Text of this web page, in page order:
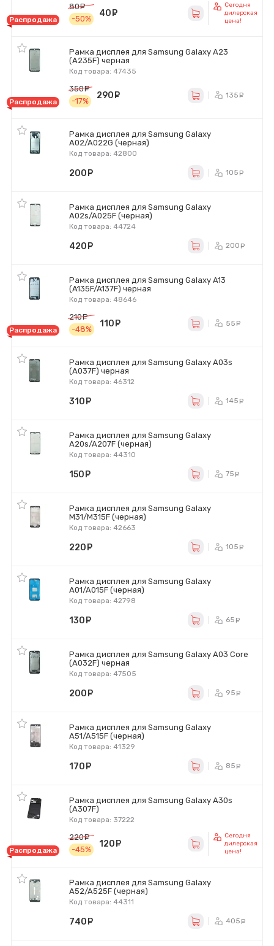
Распродажа
80
руб.
-50%
40
Сегодня
дилерская
цена!
Рамка дисплея для Samsung Galaxy A23
(A235F) черная
Код товара: 47435
Распродажа
350
-17%
290 135
Рамка дисплея для Samsung Galaxy
A02/A022G (черная)
Код товара: 42800
200 105
Рамка дисплея для Samsung Galaxy
A02s/A025F (черная)
Код товара: 44724
420 200
Рамка дисплея для Samsung Galaxy A13
(A135F/A137F) черная
Код товара: 48646
Распродажа
210
руб.
-48%
110 55
Рамка дисплея для Samsung Galaxy A03s
(A037F) черная
Код товара: 46312
310 145
Рамка дисплея для Samsung Galaxy
A20s/A207F (черная)
Код товара: 44310
150 75
Рамка дисплея для Samsung Galaxy
M31/M315F (черная)
Код товара: 42663
220 105
Рамка дисплея для Samsung Galaxy
A01/A015F (черная)
Код товара: 42798
130 65
Рамка дисплея для Samsung Galaxy A03 Core
(A032F) черная
Код товара: 47505
200 95
Рамка дисплея для Samsung Galaxy
A51/A515F (черная)
Код товара: 41329
170 85
Рамка дисплея для Samsung Galaxy A30s
(A307F)
Код товара: 37222
Распродажа
220
-45%
120
Сегодня
дилерская
цена!
Рамка дисплея для Samsung Galaxy
A52/A525F (черная)
Код товара: 44311
740 405